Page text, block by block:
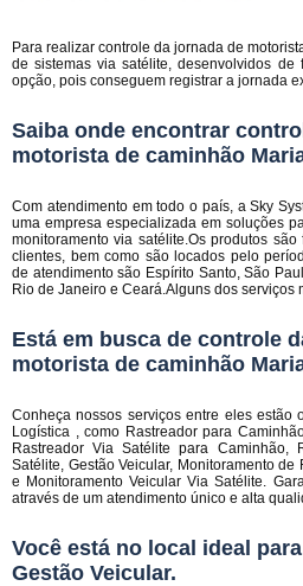
Para realizar controle da jornada de
de sistemas via satélite, desenvolvidos
opção, pois conseguem registrar a jornada
Saiba onde encontrar
motorista de caminhão
Com atendimento em todo o país, a Sky
uma empresa especializada em soluções
monitoramento via satélite.Os produtos
clientes, bem como são locados pelo
de atendimento são Espírito Santo, São
Rio de Janeiro e Ceará.Alguns dos serviços
Está em busca de controle
motorista de caminhão
Conheça nossos serviços entre eles estão
Logística , como Rastreador para
Rastreador Via Satélite para Caminhão,
Satélite, Gestão Veicular, Monitoramento de
e Monitoramento Veicular Via Satélite.
através de um atendimento único e alta
Você está no local ideal
Gestão Veicular.